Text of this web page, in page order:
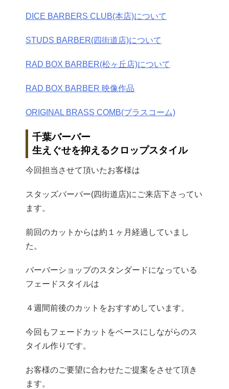
DICE BARBERS CLUB(本店)について
STUDS BARBER(四街道店)について
RAD BOX BARBER(松ヶ丘店)について
RAD BOX BARBER 映像作品
ORIGINAL BRASS COMB(ブラスコーム)
千葉バーバー
生えぐせを抑えるクロップスタイル
今回担当させて頂いたお客様は
スタッズバーバー(四街道店)にご来店下さってい
ます。
前回のカットからは約１ヶ月経過していまし
た。
バーバーショップのスタンダードになっている
フェードスタイルは
４週間前後のカットをおすすめしています。
今回もフェードカットをベースにしながらのス
タイル作りです。
お客様のご要望に合わせたご提案をさせて頂き
ます。